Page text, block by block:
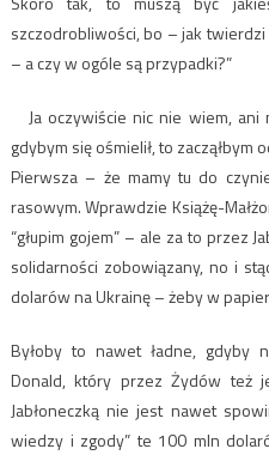
szczodrobliwości, bo – jak
– a czy w ogóle są przypadki?”
Ja oczywiście nic nie wiem, ani
gdybym się ośmielił, to zacząłbym
Pierwsza – że mamy tu do
rasowym. Wprawdzie Książę-
“głupim gojem” – ale za to przez
solidarności zobowiązany, no i
dolarów na Ukrainę – żeby w
Byłoby to nawet ładne, gdyby
Donald, który przez Żydów też
Jabłoneczką nie jest nawet
wiedzy i zgody” te 100 mln